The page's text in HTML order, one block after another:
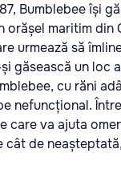
Bumblebee își
orășel maritim din
urmează să
găsească un loc
cu răni
nefuncțional.
care va ajuta
cât de